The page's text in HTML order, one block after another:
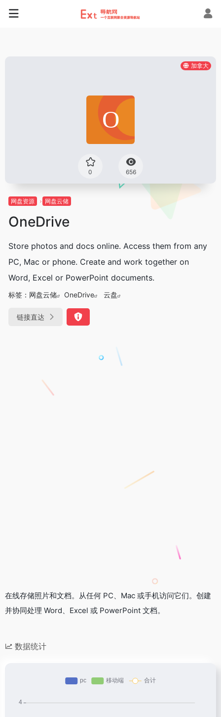
加拿大
0 656
网盘资源 网盘云储
OneDrive
Store photos and docs online. Access them from any
PC, Mac or phone. Create and work together on
Word, Excel or PowerPoint documents.
标签： 网盘云储 OneDrive 云盘
链接直达
在线存储照片和文档。从任何 PC、Mac 或手机访问它们。创建
并协同处理 Word、Excel 或 PowerPoint 文档。
数据统计